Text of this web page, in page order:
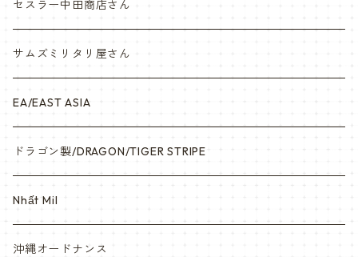
ナム戦装備類/ポーチ・ベルト・小物・ヘルメット等
セスラー中田商店さん
サムズミリタリ屋さん
EA/EAST ASIA
ドラゴン製/DRAGON/TIGER STRIPE
Nhất Mil
沖縄オードナンス